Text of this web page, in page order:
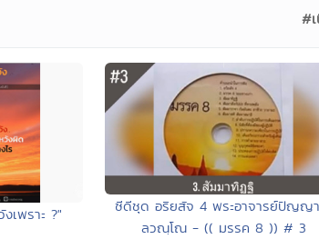
#
เพราะ ?"
ซีดีชุด อริยสัจ 4 พระอาจารย์ปัญญ
ลวณฺโณ - (( มรรค 8 )) # 3